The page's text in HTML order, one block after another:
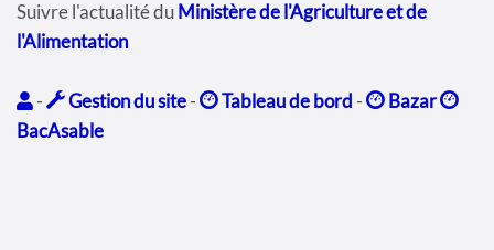
Suivre l'actualité duMinistère de l'Agriculture et de
l'Alimentation
- Gestion du site- Tableau de bord-
Bazar
BacAsable